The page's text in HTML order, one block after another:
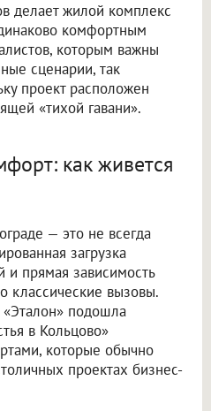
делает жилой комплекс
комфортным
которым важны
сценарии, так
проект расположен
«тихой гавани».
как живется
— это не всегда
загрузка
прямая зависимость
классические вызовы.
подошла
в Кольцово»
которые обычно
проектах бизнес-